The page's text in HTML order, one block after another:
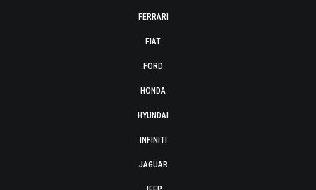
FERRARI
FIAT
FORD
HONDA
HYUNDAI
INFINITI
JAGUAR